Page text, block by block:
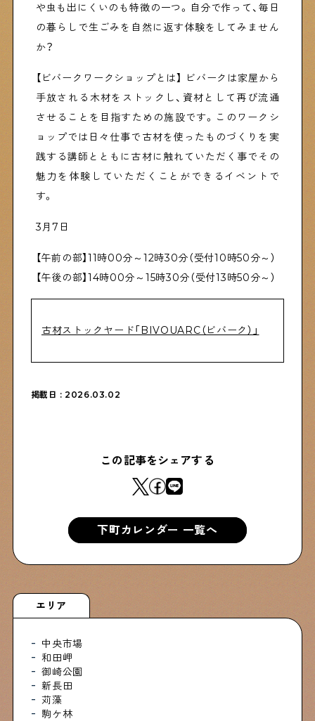
や虫も出にくいのも特徴の一つ。自分で作って、毎日
の暮らしで生ごみを自然に返す体験をしてみません
か？
【ビバークワークショップとは】 ビバークは家屋から
手放される木材をストックし、資材として再び流通
させることを目指すための施設です。このワークシ
ョップでは日々仕事で古材を使ったものづくりを実
践する講師とともに古材に触れていただく事でその
魅力を体験していただくことができるイベントで
す。
3月7日
【午前の部】11時00分～12時30分（受付10時50分～）
【午後の部】14時00分～15時30分（受付13時50分～）
古材ストックヤード「BIVOUARC（ビバーク）」
掲載日 : 2026.03.02
この記事をシェアする
下町カレンダー 一覧へ
エリア
中央市場
和田岬
御崎公園
新長田
苅藻
駒ケ林